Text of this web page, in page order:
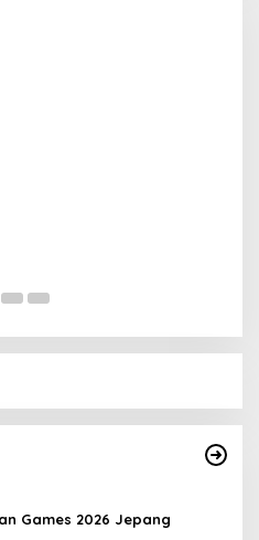
Games 2026 Jepang